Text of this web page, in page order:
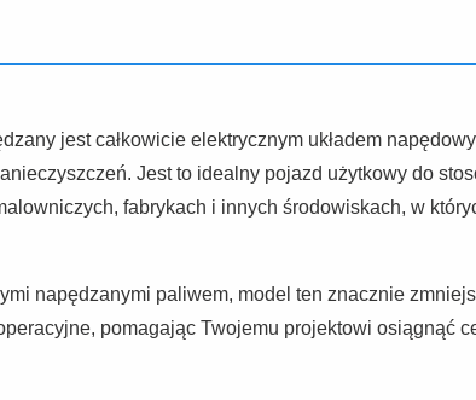
jest całkowicie elektrycznym układem
Jest to idealny pojazd użytkowy do
fabrykach i innych środowiskach, w
napędzanymi paliwem, model ten znacznie
pomagając Twojemu projektowi osiągnąć